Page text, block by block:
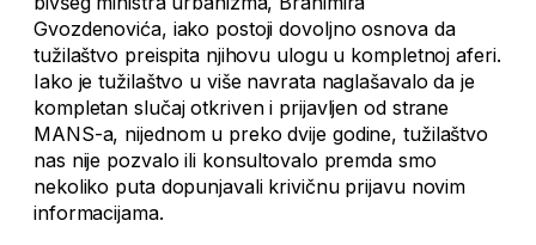
Gvozdenovića, iako postoji dovoljno osnova da
tužilaštvo preispita njihovu ulogu u kompletnoj aferi.
Iako je tužilaštvo u više navrata naglašavalo da je
kompletan slučaj otkriven i prijavljen od strane
MANS-a, nijednom u preko dvije godine, tužilaštvo
nas nije pozvalo ili konsultovalo premda smo
nekoliko puta dopunjavali krivičnu prijavu novim
informacijama.